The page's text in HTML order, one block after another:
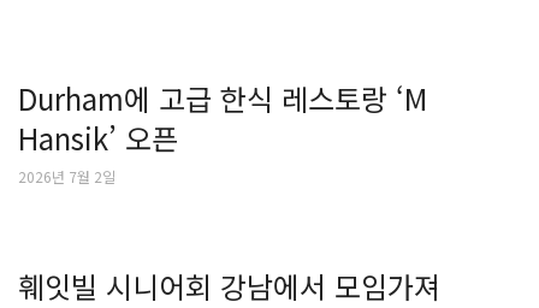
Durham에 고급 한식 레스토랑 ‘M
Hansik’ 오픈
2026년 7월 2일
훼잇빌 시니어회 강남에서 모임가져